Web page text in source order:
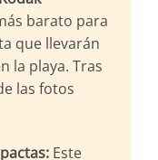
barato para
que llevarán
la playa. Tras
las fotos
Este